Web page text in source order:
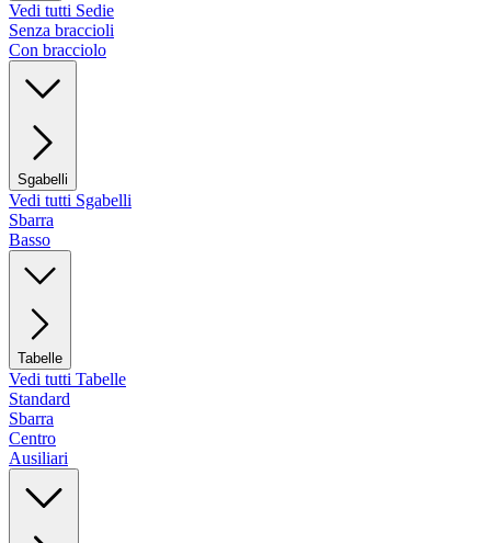
Vedi tutti Sedie
Senza braccioli
Con bracciolo
Sgabelli
Vedi tutti Sgabelli
Sbarra
Basso
Tabelle
Vedi tutti Tabelle
Standard
Sbarra
Centro
Ausiliari